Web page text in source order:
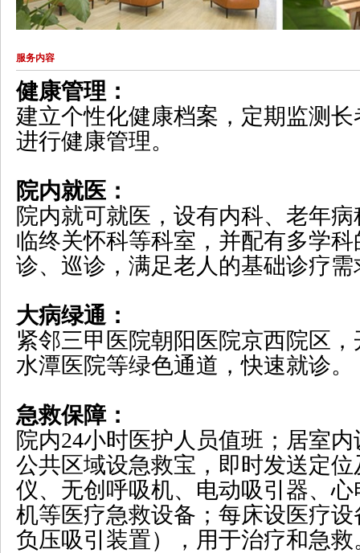
服务内容
健康管理：
建立个性化健康档案，定期监测
进行健康管理。
院内就医：
院内就可就医，设有内科、老年
临终关怀科等科室，并配有多学
诊、巡诊，满足老人的基础诊疗需
大病绿通：
紧邻三甲医院朝阳医院京西院区
水潭医院等绿色通道，快速就诊。
急救保障：
院内24小时医护人员值班；居室
公共区域设急救宝，即时发送定
仪、无创呼吸机、电动吸引器、
机等医疗急救设备；每床设医疗
负压吸引装置），用于治疗和急救